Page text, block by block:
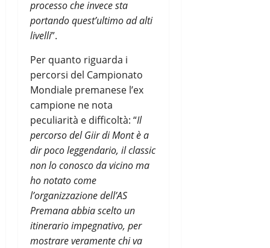
processo che invece sta
portando quest’ultimo ad alti
livelli”.
Per quanto riguarda i
percorsi del Campionato
Mondiale premanese l’ex
campione ne nota
peculiarità e difficoltà: “Il
percorso del Giir di Mont è a
dir poco leggendario, il classic
non lo conosco da vicino ma
ho notato come
l’organizzazione dell’AS
Premana abbia scelto un
itinerario impegnativo, per
mostrare veramente chi va